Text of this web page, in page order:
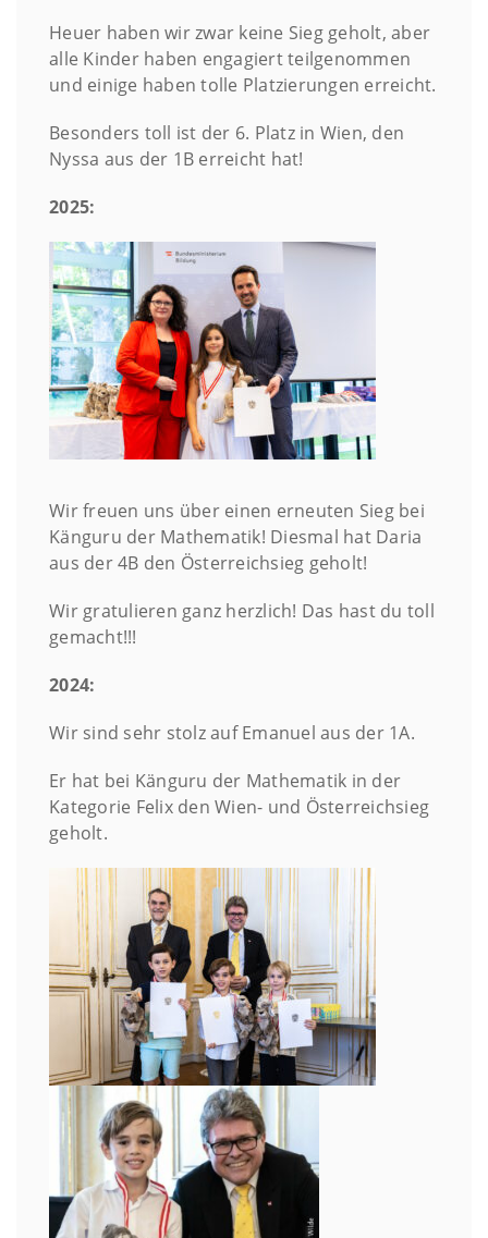
Heuer haben wir zwar keine Sieg geholt, aber
alle Kinder haben engagiert teilgenommen
und einige haben tolle Platzierungen erreicht.
Besonders toll ist der 6. Platz in Wien, den
Nyssa aus der 1B erreicht hat!
2025:
Wir freuen uns über einen erneuten Sieg bei
Känguru der Mathematik! Diesmal hat Daria
aus der 4B den Österreichsieg geholt!
Wir gratulieren ganz herzlich! Das hast du toll
gemacht!!!
2024:
Wir sind sehr stolz auf Emanuel aus der 1A.
Er hat bei Känguru der Mathematik in der
Kategorie Felix den Wien- und Österreichsieg
geholt.